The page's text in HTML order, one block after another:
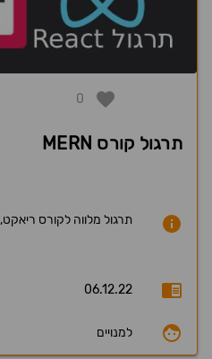
0
תרגול קורס MERN
תרגול מלווה לקורס ריאקט,
06.12.22
למנויים